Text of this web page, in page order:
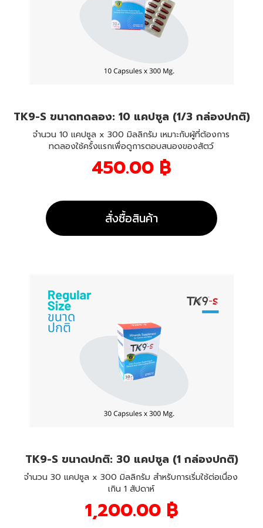
TK9-S ขนาดทดลอง: 10 แคปซูล (1/3 กล่องปกติ)
จำนวน 10 แคปซูล x 300 มิลลิกรัม เหมาะกับผู้ที่ต้องการ
ทดลองใช้ครั้งแรกเพื่อดูการตอบสนองของสัตว์
450.00 ฿
สั่งซื้อสินค้า
TK9-S ขนาดปกติ: 30 แคปซูล (1 กล่องปกติ)
จำนวน 30 แคปซูล x 300 มิลลิกรัม สำหรับการเริ่มใช้ต่อเนื่อง
เกิน 1 สัปดาห์
1,200.00 ฿